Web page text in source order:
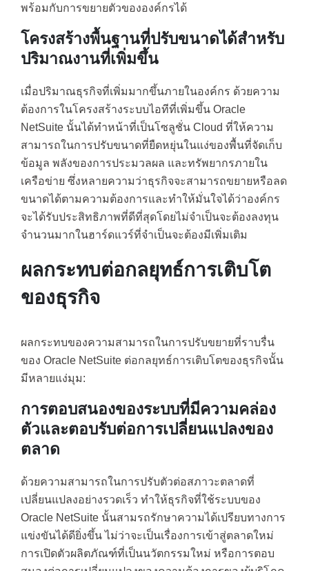
พร้อมกับการขยายตัวขององค์กรได้
โครงสร้างพื้นฐานที่ปรับขนาดได้สำหรับ
ปริมาณงานที่เพิ่มขึ้น
เมื่อปริมาณธุรกิจที่เพิ่มมากขึ้นภายในองค์กร ด้วยความ
ต้องการในโครงสร้างระบบไอทีที่เพิ่มขึ้น Oracle
NetSuite นั้นได้ทำหน้าที่เป็นโซลูชั่น Cloud ที่ให้ความ
สามารถในการปรับขนาดที่ยืดหยุ่นในแง่ของพื้นที่จัดเก็บ
ข้อมูล พลังของการประมวลผล และทรัพยากรภายใน
เครือข่าย ซึ่งหลายความว่าธุรกิจจะสามารถขยายหรือลด
ขนาดได้ตามความต้องการและทำให้มั่นใจได้ว่าองค์กร
จะได้รับประสิทธิภาพที่ดีที่สุดโดยไม่จำเป็นจะต้องลงทุน
จำนวนมากในฮาร์ดแวร์ที่จำเป็นจะต้องมีเพิ่มเติม
ผลกระทบต่อกลยุทธ์การเติบโต
ของธุรกิจ
ผลกระทบของความสามารถในการปรับขยายที่ราบรื่น
ของ Oracle NetSuite ต่อกลยุทธ์การเติบโตของธุรกิจนั้น
มีหลายแง่มุม:
การตอบสนองของระบบที่มีความคล่อง
ตัวและตอบรับต่อการเปลี่ยนแปลงของ
ตลาด
ด้วยความสามารถในการปรับตัวต่อสภาวะตลาดที่
เปลี่ยนแปลงอย่างรวดเร็ว ทำให้ธุรกิจที่ใช้ระบบของ
Oracle NetSuite นั้นสามรถรักษาความได้เปรียบทางการ
แข่งขันได้ดียิ่งขึ้น ไม่ว่าจะเป็นเรื่องการเข้าสู่ตลาดใหม่
การเปิดตัวผลิตภัณฑ์ที่เป็นนวัตกรรมใหม่ หรือการตอบ